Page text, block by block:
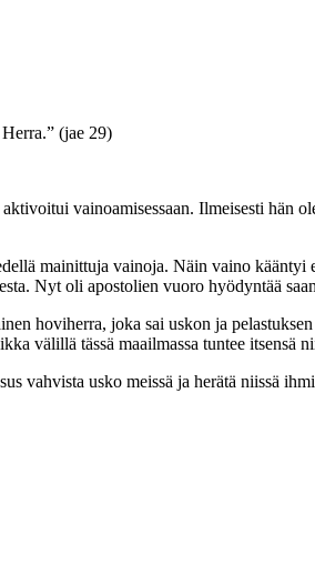
(jae 29)
vainoamisessaan. Ilmeisesti hän
mainittuja vainoja. Näin vaino kääntyi
Nyt oli apostolien vuoro hyödyntää
hoviherra, joka sai uskon ja
välillä tässä maailmassa tuntee itsensä
vahvista usko meissä ja herätä niissä